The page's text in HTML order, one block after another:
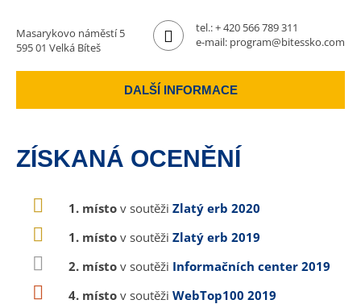
Masarykovo náměstí 5
595 01 Velká Bíteš
tel.:+ 420 566 789 311
e-mail: program@bitessko.com
DALŠÍ INFORMACE
ZÍSKANÁ OCENĚNÍ
1. místo v soutěži Zlatý erb 2020
1. místo v soutěži Zlatý erb 2019
2. místo v soutěži Informačních center 2019
4. místo v soutěži WebTop100 2019